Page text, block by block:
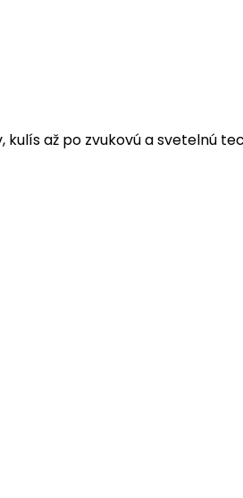
až po zvukovú a svetelnú